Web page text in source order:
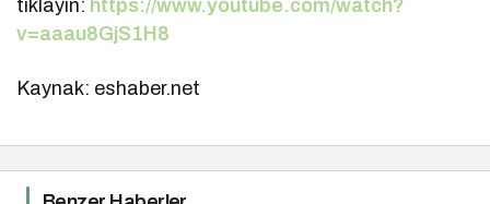
tıklayın: https://www.youtube.com/watch?
v=aaau8GjS1H8
Kaynak: eshaber.net